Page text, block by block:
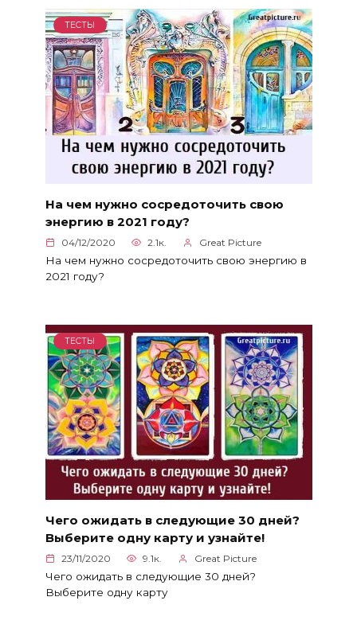
ТЕСТЫ
На чем нужно сосредоточить свою
энергию в 2021 году?
04/12/2020 2.1к. Great Picture
На чем нужно сосредоточить свою энергию в
2021 году?
ТЕСТЫ
Чего ожидать в следующие 30 дней?
Выберите одну карту и узнайте!
23/11/2020 9.1к. Great Picture
Чего ожидать в следующие 30 дней?
Выберите одну карту